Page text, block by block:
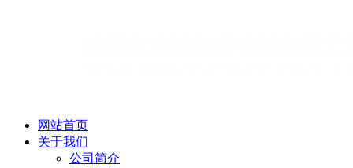
网站首页
关于我们
公司简介